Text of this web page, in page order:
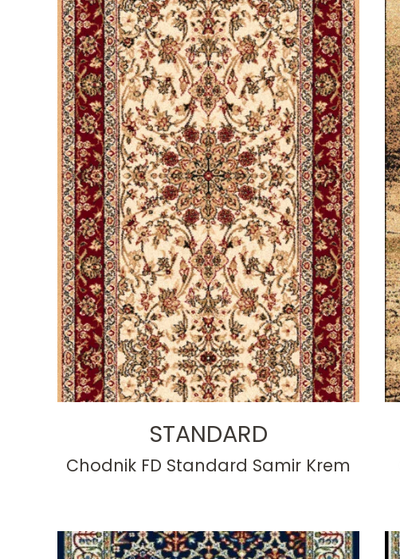
STANDARD
Chodnik FD Standard Samir Krem